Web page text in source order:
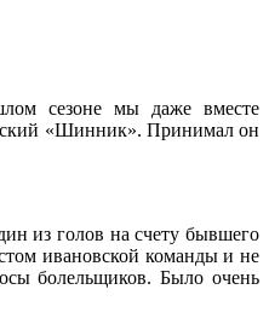
сезоне мы даже вместе
«Шинник». Принимал он
из голов на счету бывшего
ивановской команды и не
болельщиков. Было очень